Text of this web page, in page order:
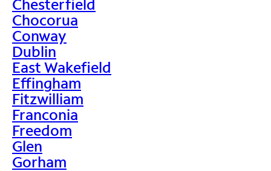
Chesterfield
Chocorua
Conway
Dublin
East Wakefield
Effingham
Fitzwilliam
Franconia
Freedom
Glen
Gorham